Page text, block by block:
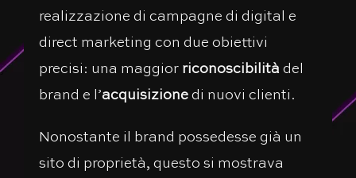
realizzazione di campagne di digital e
direct marketing con due obiettivi
precisi: una maggior riconoscibilità del
brand e l’acquisizione di nuovi clienti.
Nonostante il brand possedesse già un
sito di proprietà, questo si mostrava